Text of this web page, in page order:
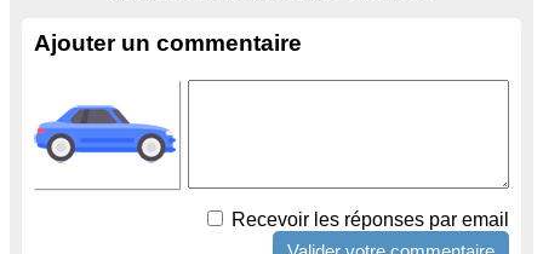
Ajouter un commentaire
Recevoir les réponses par email